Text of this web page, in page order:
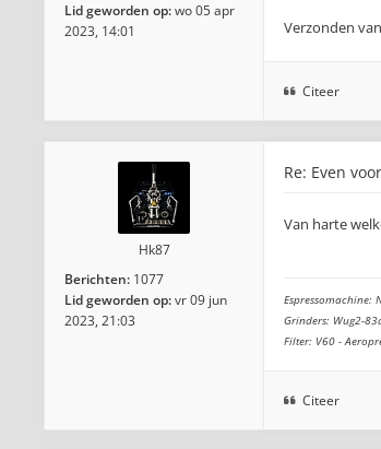
Lid geworden op:wo 05 apr
2023, 14:01
Verzonden
Citeer
Hk87
Berichten: 1077
Lid geworden op:vr 09 jun
2023, 21:03
Re: Even
Van harte
Espressomachine:
Grinders: Wug2-
Filter: V60 -
Citeer